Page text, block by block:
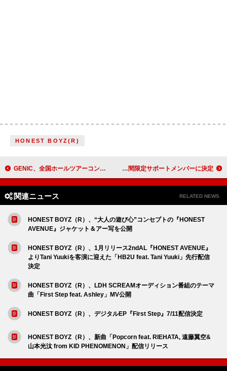
HONEST BOYZ(R)
GENIC、全国ホールツアーコンセプト＆キービジュアル解禁 可愛いって言わないと呪う！、大桃子サンライズ＆高杉美々羽が期間限定サポートメンバーに決定
関連ニュース RELATED NEWS
HONEST BOYZ（R）、“大人の遊び心”コンセプトの『HONEST
AVENUE』ジャケット＆アー写を公開
HONEST BOYZ（R）、1月リリース2ndAL『HONEST AVENUE』
よりTani Yuukiを客演に迎えた「HB2U feat. Tani Yuuki」先行配信
決定
HONEST BOYZ（R）、LDH SCREAMオーディション番組のテーマ
曲「First Step feat. Ashley」MV公開
HONEST BOYZ（R）、デジタルEP『First Step』7/11配信決定
HONEST BOYZ（R）、新曲「Popcorn feat. RIEHATA, 遠藤翼空&
山本光汰 from KID PHENOMENON」配信リリース